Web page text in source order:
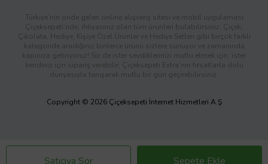
Satıcıya Sor Sepete Ekle
Türkiye’nin önde gelen online alışveriş sitesi ve mobil uygulaması
Çiçeksepeti’nde, ihtiyacınız olan tüm ürünleri bulabilirsiniz. Çiçek,
Çikolata, Hediye, Kişiye Özel Ürünler ve Hediye Setleri gibi birçok farklı
kategoride aradığınız binlerce ürünü sizlere sunuyor ve zamanında
kapınıza getiriyoruz! Siz de ister sevdiklerinizi mutlu etmek için, ister
kendiniz için sipariş verebilir; Çiçeksepeti Extra’nın fırsatlarla dolu
dünyasıyla tanışarak mutlu bir gün geçirebilirsiniz.
Copyright © 2026 Çiçeksepeti İnternet Hizmetleri A.Ş